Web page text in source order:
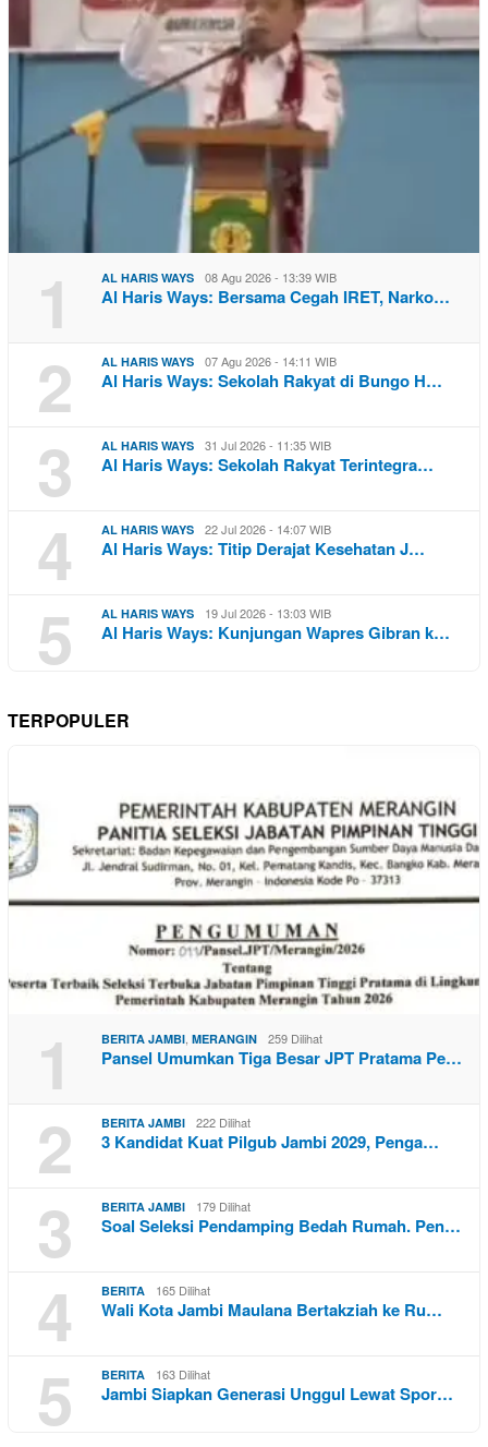
1 AL HARIS WAYS 08 Agu 2026 - 13:39 WIB
Al Haris Ways: Bersama Cegah IRET, Narko…
2 AL HARIS WAYS 07 Agu 2026 - 14:11 WIB
Al Haris Ways: Sekolah Rakyat di Bungo H…
3 AL HARIS WAYS 31 Jul 2026 - 11:35 WIB
Al Haris Ways: Sekolah Rakyat Terintegra…
4 AL HARIS WAYS 22 Jul 2026 - 14:07 WIB
Al Haris Ways: Titip Derajat Kesehatan J…
5 AL HARIS WAYS 19 Jul 2026 - 13:03 WIB
Al Haris Ways: Kunjungan Wapres Gibran k…
TERPOPULER
1 BERITA JAMBI, MERANGIN 259 Dilihat
Pansel Umumkan Tiga Besar JPT Pratama Pe…
2 BERITA JAMBI 222 Dilihat
3 Kandidat Kuat Pilgub Jambi 2029, Penga…
3 BERITA JAMBI 179 Dilihat
Soal Seleksi Pendamping Bedah Rumah. Pen…
4 BERITA 165 Dilihat
Wali Kota Jambi Maulana Bertakziah ke Ru…
5 BERITA 163 Dilihat
Jambi Siapkan Generasi Unggul Lewat Spor…